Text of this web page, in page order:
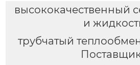
высококачественный
и
трубчатый